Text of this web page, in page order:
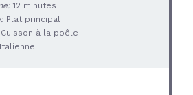
12 minutes
Plat principal
Cuisson à la poêle
Italienne